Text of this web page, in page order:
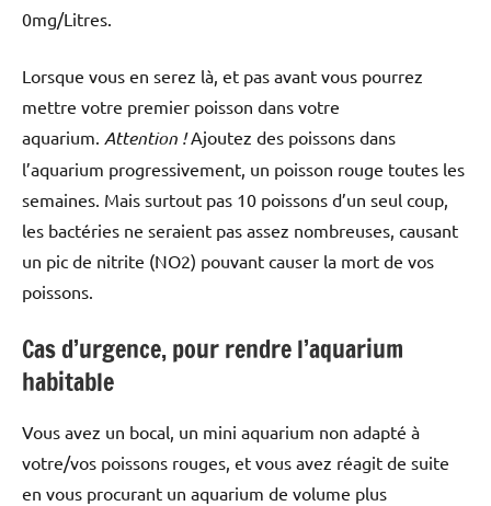
0mg/Litres.
Lorsque vous en serez là, et pas avant vous pourrez
mettre votre premier poisson dans votre
aquarium. Attention !Ajoutez des poissons dans
l’aquarium progressivement, un poisson rouge toutes les
semaines. Mais surtout pas 10 poissons d’un seul coup,
les bactéries ne seraient pas assez nombreuses, causant
un pic de nitrite (NO2) pouvant causer la mort de vos
poissons.
Cas d’urgence, pour rendre l’aquarium
habitable
Vous avez un bocal, un mini aquarium non adapté à
votre/vos poissons rouges, et vous avez réagit de suite
en vous procurant un aquarium de volume plus